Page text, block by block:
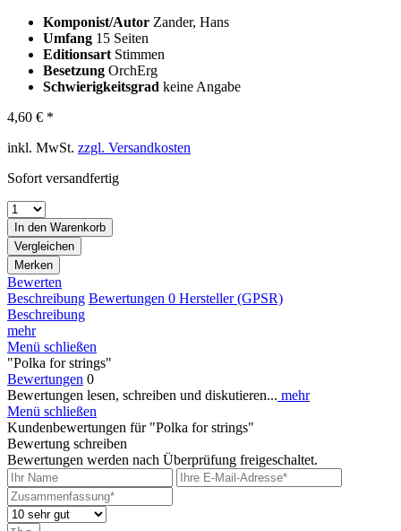
Komponist/Autor Zander, Hans
Umfang 15 Seiten
Editionsart Stimmen
Besetzung OrchErg
Schwierigkeitsgrad keine Angabe
4,60 € *
inkl. MwSt. zzgl. Versandkosten
Sofort versandfertig
In den Warenkorb
Vergleichen
Merken
Bewerten
Beschreibung Bewertungen 0 Hersteller (GPSR)
Beschreibung
mehr
Menü schließen
"Polka for strings"
Bewertungen 0
Bewertungen lesen, schreiben und diskutieren... mehr
Menü schließen
Kundenbewertungen für "Polka for strings"
Bewertung schreiben
Bewertungen werden nach Überprüfung freigeschaltet.